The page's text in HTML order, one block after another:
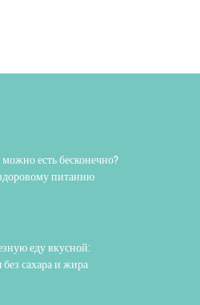
есть бесконечно?
питанию
еду вкусной:
сахара и жира